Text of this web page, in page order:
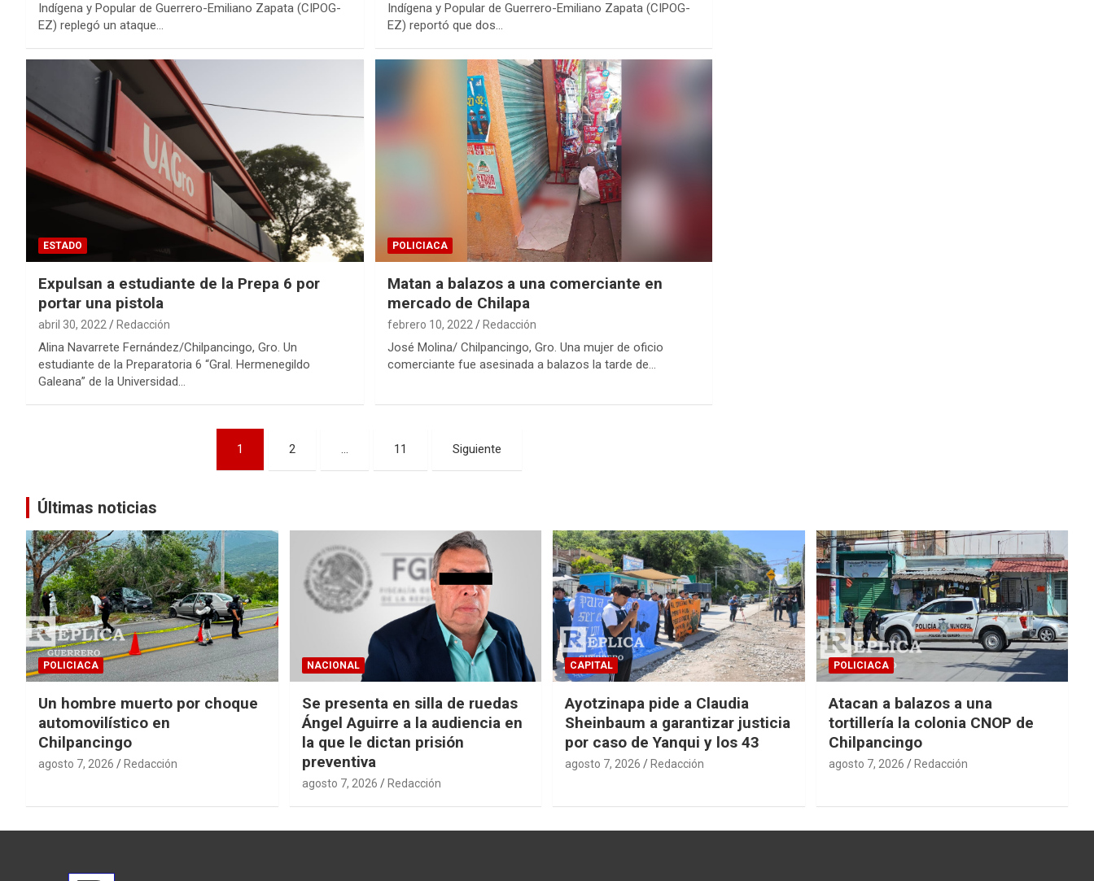
Indígena y Popular de Guerrero-Emiliano Zapata (CIPOG-
EZ) replegó un ataque…
Indígena y Popular de Guerrero-Emiliano Zapata (CIPOG-
EZ) reportó que dos…
ESTADO
Expulsan a estudiante de la Prepa 6 por
portar una pistola
abril 30, 2022 Redacción
Alina Navarrete Fernández/Chilpancingo, Gro. Un
estudiante de la Preparatoria 6 “Gral. Hermenegildo
Galeana” de la Universidad…
POLICIACA
Matan a balazos a una comerciante en
mercado de Chilapa
febrero 10, 2022 Redacción
José Molina/ Chilpancingo, Gro. Una mujer de oficio
comerciante fue asesinada a balazos la tarde de…
entradas
1 2 … 11 Siguiente
Últimas noticias
POLICIACA
Un hombre muerto por choque
automovilístico en
Chilpancingo
agosto 7, 2026 Redacción
NACIONAL
Se presenta en silla de ruedas
Ángel Aguirre a la audiencia en
la que le dictan prisión
preventiva
agosto 7, 2026 Redacción
CAPITAL
Ayotzinapa pide a Claudia
Sheinbaum a garantizar justicia
por caso de Yanqui y los 43
agosto 7, 2026 Redacción
POLICIACA
Atacan a balazos a una
tortillería la colonia CNOP de
Chilpancingo
agosto 7, 2026 Redacción